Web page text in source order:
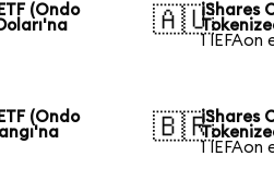
(Ondo
🇦🇺iShares
1 IEFAon
(Ondo
🇧🇷iShares
1 IEFAon